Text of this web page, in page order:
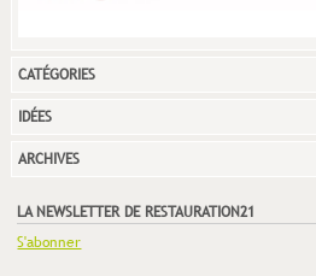
CATÉGORIES
IDÉES
ARCHIVES
LA NEWSLETTER DE RESTAURATION21
S'abonner